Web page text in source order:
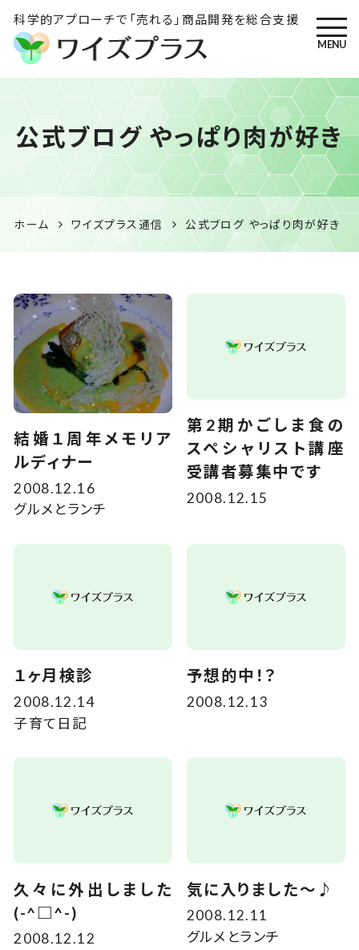
科学的アプローチで「売れる」商品開発を総合支援
ワイズプラス｜鹿児島の特産
品開発・HACCP衛生管理・食
品表示の専門コンサル
MENU
公式ブログ やっぱり肉が好き
ホーム ワイズプラス通信 公式ブログ やっぱり肉が好き
結婚１周年メモリア
ルディナー
2008.12.16
グルメとランチ
第2期かごしま食の
スペシャリスト講座
受講者募集中です
2008.12.15
１ヶ月検診
2008.12.14
子育て日記
予想的中！？
2008.12.13
久々に外出しました
(-^□^-)
2008.12.12
気に入りました～♪
2008.12.11
グルメとランチ